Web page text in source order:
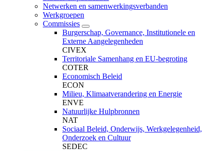
Netwerken en samenwerkingsverbanden
Werkgroepen
Commissies
Burgerschap, Governance, Institutionele en
Externe Aangelegenheden
CIVEX
Territoriale Samenhang en EU-begroting
COTER
Economisch Beleid
ECON
Milieu, Klimaatverandering en Energie
ENVE
Natuurlijke Hulpbronnen
NAT
Sociaal Beleid, Onderwijs, Werkgelegenheid,
Onderzoek en Cultuur
SEDEC